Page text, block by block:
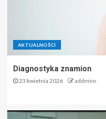
AKTUALNOŚCI
Diagnostyka znamion
23 kwietnia 2026 addminr